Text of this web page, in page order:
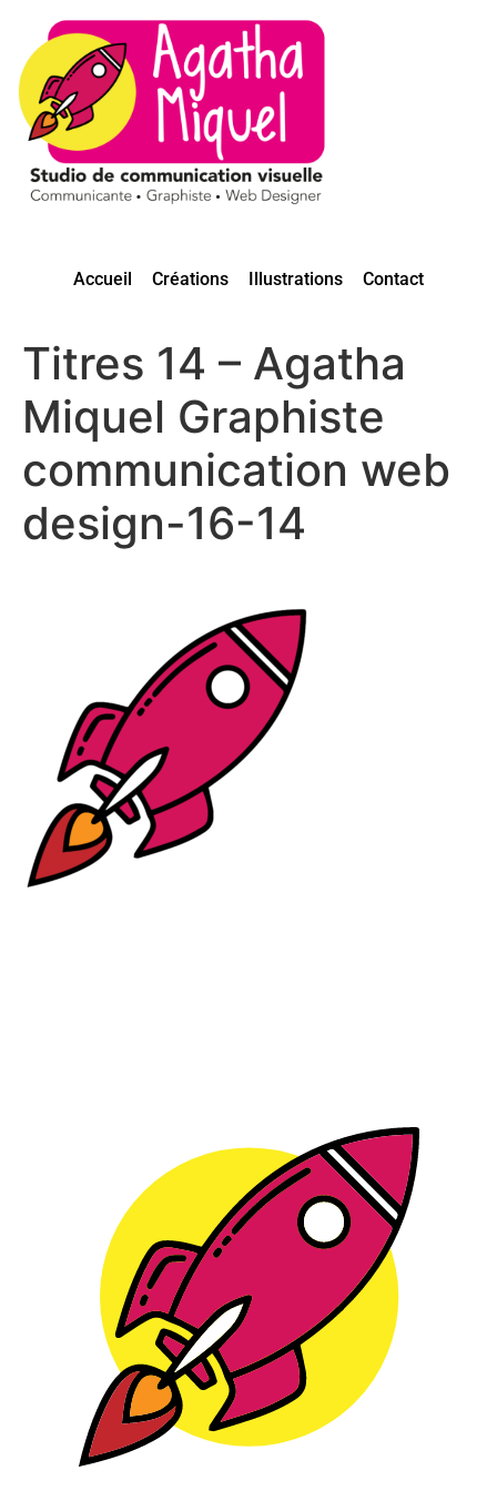
Accueil Créations Illustrations Contact
Titres 14 – Agatha
Miquel Graphiste
communication web
design-16-14